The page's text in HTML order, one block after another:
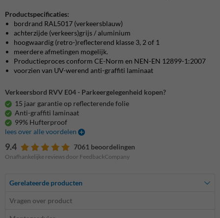
Productspecificaties:
bordrand RAL5017 (verkeersblauw)
achterzijde (verkeers)grijs / aluminium
hoogwaardig (retro-)reflecterend klasse 3, 2 of 1
meerdere afmetingen mogelijk.
Productieproces conform CE-Norm en NEN-EN 12899-1:2007
voorzien van UV-werend anti-graffiti laminaat
Verkeersbord RVV E04 - Parkeergelegenheid kopen?
15 jaar garantie op reflecterende folie
Anti-graffiti laminaat
99% Hufterproof
lees over alle voordelen
9.4 7061 beoordelingen
Onafhankelijke reviews door FeedbackCompany
Gerelateerde producten
Vragen over product